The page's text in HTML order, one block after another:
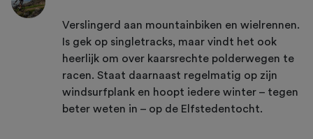
Verslingerd aan mountainbiken en wielrennen.
Is gek op singletracks, maar vindt het ook
heerlijk om over kaarsrechte polderwegen te
racen. Staat daarnaast regelmatig op zijn
windsurfplank en hoopt iedere winter – tegen
beter weten in – op de Elfstedentocht.